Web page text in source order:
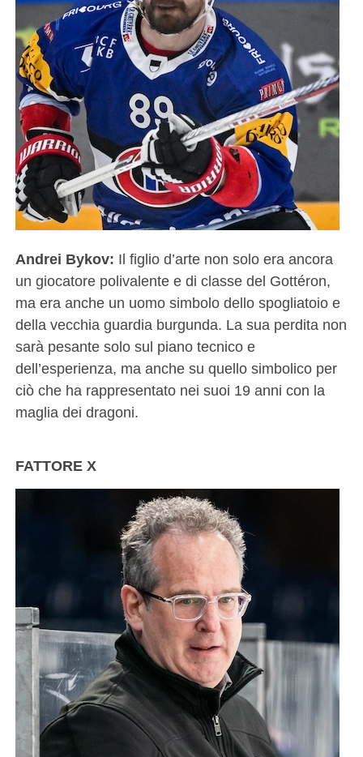
Andrei Bykov: Il figlio d’arte non solo era ancora
un giocatore polivalente e di classe del Gottéron,
ma era anche un uomo simbolo dello spogliatoio e
della vecchia guardia burgunda. La sua perdita non
sarà pesante solo sul piano tecnico e
dell’esperienza, ma anche su quello simbolico per
ciò che ha rappresentato nei suoi 19 anni con la
maglia dei dragoni.
FATTORE X